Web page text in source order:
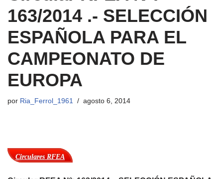
163/2014 .- SELECCIÓN
ESPAÑOLA PARA EL
CAMPEONATO DE
EUROPA
por Ria_Ferrol_1961 agosto 6, 2014
Circulares RFEA